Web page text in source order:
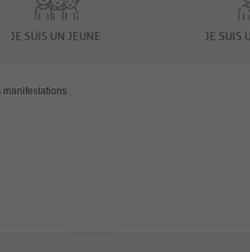
JE SUIS UN JEUNE JE SUIS